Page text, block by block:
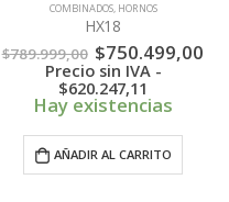
COMBINADOS, HORNOS
HX18
$789.999,00 El
precio
original
era:
$750.499,00
Precio sin IVA -
$620.247,11
Hay existencias
AÑADIR AL CARRITO